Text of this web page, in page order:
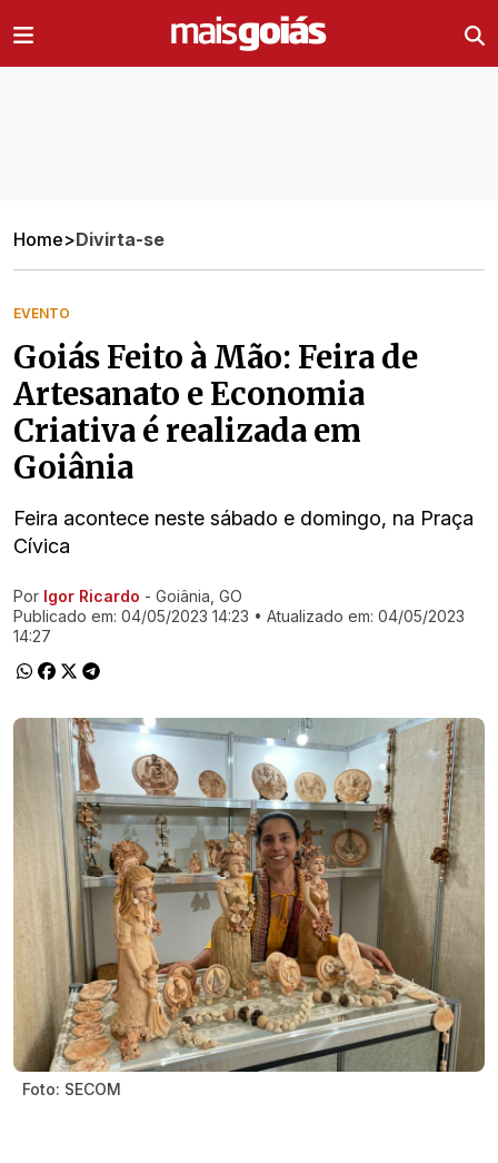
Home>Divirta-se
EVENTO
Goiás Feito à Mão: Feira de
Artesanato e Economia
Criativa é realizada em
Goiânia
Feira acontece neste sábado e domingo, na Praça
Cívica
Ir direto pra matéria
Por Igor Ricardo - Goiânia, GO
Publicado em: 04/05/2023 14:23 • Atualizado em: 04/05/2023
14:27
Foto: SECOM